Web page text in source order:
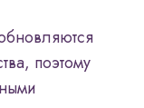
поэтому